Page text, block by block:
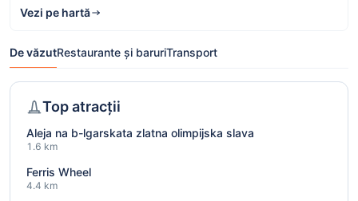
Vezi pe hartă
De văzutRestaurante și baruriTransport
Top atracții
Aleja na b-lgarskata zlatna olimpijska slava
1.6 km
Ferris Wheel
4.4 km